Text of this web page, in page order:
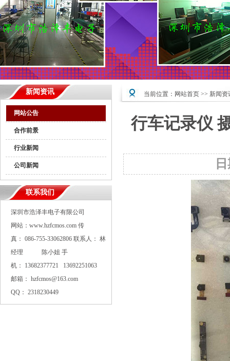
新闻资讯
网站公告
合作前景
行业新闻
公司新闻
联系我们
深圳市浩泽丰电子有限公司
网站：www.hzfcmos.com 传
真： 086-755-33062806 联系人： 林
经理 陈小姐 手
机： 13682377721 13692251063
邮箱： hzfcmos@163.com
QQ： 2318230449
当前位置： 网站首页 >> 新闻资
行车记录仪